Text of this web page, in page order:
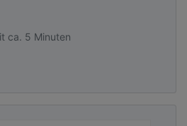
ca. 5 Minuten